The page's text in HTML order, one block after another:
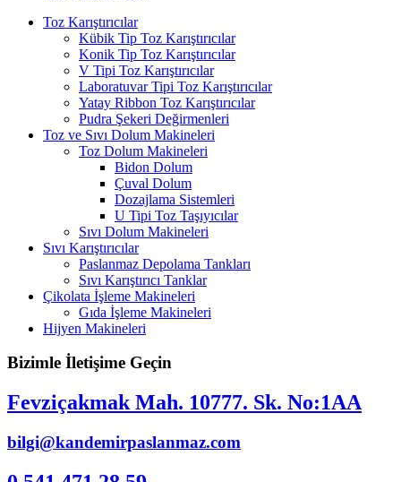
Toz Karıştırıcılar
Kübik Tip Toz Karıştırıcılar
Konik Tip Toz Karıştırıcılar
V Tipi Toz Karıştırıcılar
Laboratuvar Tipi Toz Karıştırıcılar
Yatay Ribbon Toz Karıştırıcılar
Pudra Şekeri Değirmenleri
Toz ve Sıvı Dolum Makineleri
Toz Dolum Makineleri
Bidon Dolum
Çuval Dolum
Dozajlama Sistemleri
U Tipi Toz Taşıyıcılar
Sıvı Dolum Makineleri
Sıvı Karıştırıcılar
Paslanmaz Depolama Tankları
Sıvı Karıştırıcı Tanklar
Çikolata İşleme Makineleri
Gıda İşleme Makineleri
Hijyen Makineleri
Bizimle İletişime Geçin
Fevziçakmak Mah. 10777. Sk. No:1AA
bilgi@kandemirpaslanmaz.com